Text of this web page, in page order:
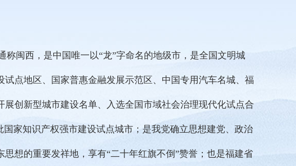
闽西，是中国唯一以“龙”字命名的地级市，是全国文明城
点地区、国家普惠金融发展示范区、中国专用汽车名城、福
创新型城市建设名单、入选全国市域社会治理现代化试点合
家知识产权强市建设试点城市；是我党确立思想建党、政治
想的重要发祥地，享有“二十年红旗不倒”赞誉；也是福建省